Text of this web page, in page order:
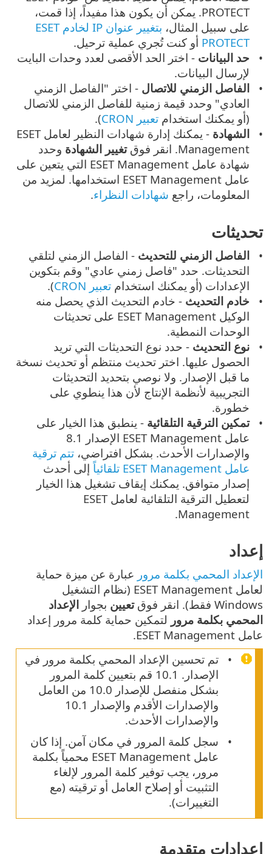
PROTECT. يمكن أن يكون هذا مفيداً، إذا قمت،
على سبيل المثال،
بتغيير عنوان IP لخادم ESET
PROTECT أو كنت تُجري عملية ترحيل.
حد البيانات - اختر الحد الأقصى لعدد وحدات البايت
لإرسال البيانات.
الفاصل الزمني للاتصال - اختر "الفاصل الزمني
العادي" وحدد قيمة زمنية للفاصل الزمني للاتصال
(أو يمكنك استخدامتعبير CRON
).
الشهادة
- يمكنك إدارة شهادات النظير لعامل ESET
Management. انقر فوق
تغيير الشهادة وحدد
شهادة عامل ESET Management التي يتعين على
عامل ESET Management استخدامها. لمزيد من
المعلومات، راجع شهادات النظراء.
تحديثات
الفاصل الزمني للتحديث - الفاصل الزمني لتلقي
التحديثات. حدد "فاصل زمني عادي" وقم بتكوين
الإعدادات (أو يمكنك استخدامتعبير CRON
).
خادم التحديث - خادم التحديث الذي يحصل منه
الوكيل ESET Management على تحديثات
الوحدات النمطية.
نوع التحديث - حدد نوع التحديثات التي تريد
الحصول عليها. اختر تحديث منتظم أو تحديث نسخة
ما قبل الإصدار. ولا نوصي بتحديد التحديثات
التجريبية لأنظمة الإنتاج لأن هذا ينطوي على
خطورة.
تمكين الترقية التلقائية - ينطبق هذا الخيار على
عامل ESET Management الإصدار 8.1
والإصدارات الأحدث. بشكل افتراضي،تتم ترقية
عامل ESET Management تلقائياً
إلى أحدث
إصدار متوافق. يمكنك إيقاف تشغيل هذا الخيار
لتعطيل الترقية التلقائية لعامل ESET
Management.
إعداد
الإعداد المحمي بكلمة مرور عبارة عن ميزة حماية
لعامل ESET Management (نظام التشغيل
Windows فقط). انقر فوق
تعيين بجوار الإعداد
المحمي بكلمة مرور لتمكين حماية كلمة مرور إعداد
عامل ESET Management.
تم تحسين الإعداد المحمي بكلمة مرور في
الإصدار. 10.1 قم بتعيين كلمة المرور
بشكل منفصل للإصدار 10.0 من العامل
والإصدارات الأقدم والإصدار 10.1
والإصدارات الأحدث.
سجل كلمة المرور في مكان آمن. إذا كان
عامل ESET Management محمياً بكلمة
مرور، يجب توفير كلمة المرور لإلغاء
التثبيت أو إصلاح العامل أو ترقيته (مع
التغييرات).
إعدادات متقدمة